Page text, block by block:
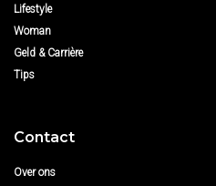
Lifestyle
Woman
Geld & Carrière
Tips
Contact
Over ons